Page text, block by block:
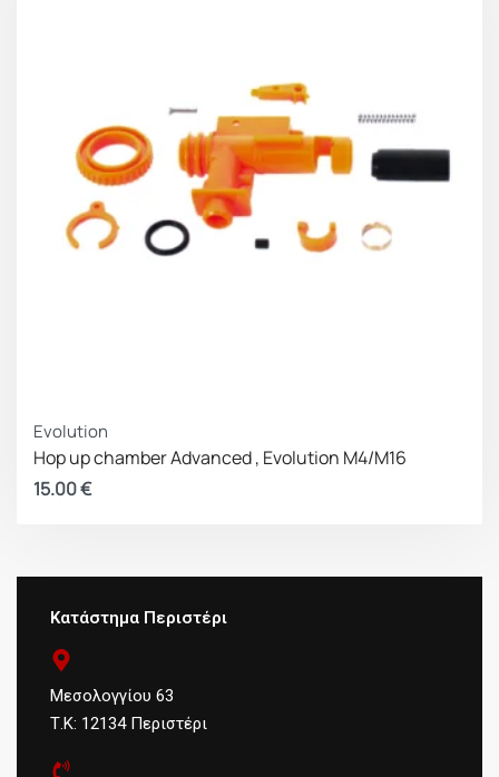
Evolution
Hop up chamber Advanced , Evolution M4/M16
15.00€
Κατάστημα Περιστέρι
Μεσολογγίου 63
Τ.Κ: 12134 Περιστέρι